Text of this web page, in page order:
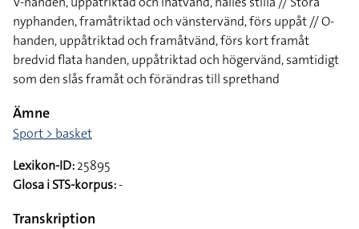
nyphanden, framåtriktad och vänstervänd, förs uppåt // O-
handen, uppåtriktad och framåtvänd, förs kort framåt
bredvid flata handen, uppåtriktad och högervänd, samtidigt
som den slås framåt och förändras till sprethand
Ämne
Sport > basket
Lexikon-ID:25895
Glosa i STS-korpus:-
Transkription